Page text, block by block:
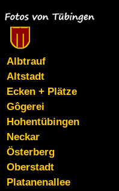
Albtrauf
Altstadt
Ecken + Plätze
Gôgerei
Hohentübingen
Neckar
Österberg
Oberstadt
Platanenallee